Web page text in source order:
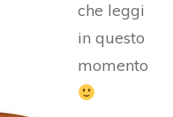
che leggi
in questo
momento